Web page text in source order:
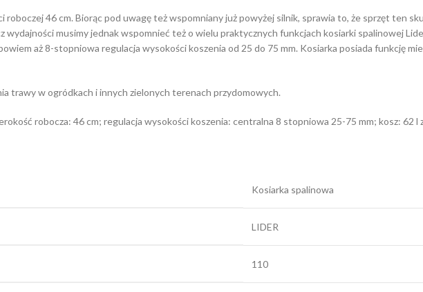
46 cm. Biorąc pod uwagę też wspomniany już powyżej silnik, sprawia to, że sprzęt ten
musimy jednak wspomnieć też o wielu praktycznych funkcjach kosiarki spalinowej
aż 8-stopniowa regulacja wysokości koszenia od 25 do 75 mm. Kosiarka posiada funkcję
trawy w ogródkach i innych zielonych terenach przydomowych.
robocza: 46 cm; regulacja wysokości koszenia: centralna 8 stopniowa 25-75 mm; kosz: 62 l
Kosiarka spalinowa
LIDER
110